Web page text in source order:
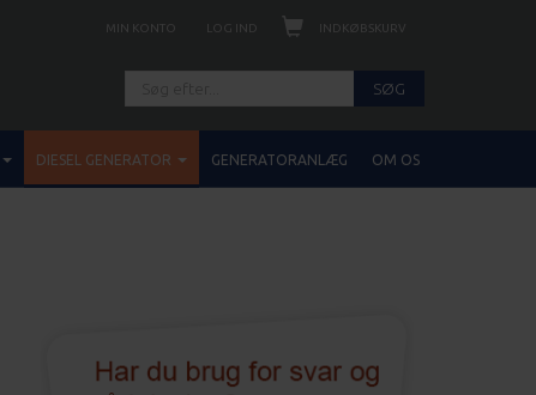
INDKØBSKURV
LOG IND
MIN KONTO
SØG
DIESEL GENERATOR GENERATORANLÆG OM OS